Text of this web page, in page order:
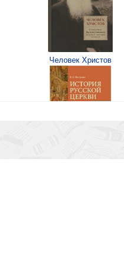
Человек Христов